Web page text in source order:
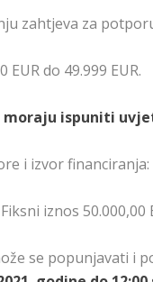
zahtjeva za
do 49.999 EUR.
ispuniti
i izvor
iznos
se popunjavati i